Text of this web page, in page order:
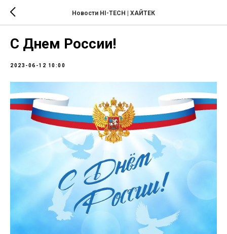
Новости HI-TECH | ХАЙТЕК
С Днем России!
2023-06-12 10:00